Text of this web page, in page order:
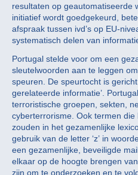
resultaten op geautomatiseerde
initiatief wordt goedgekeurd,
afspraak tussen ivd’s op EU-
systematisch delen van
Portugal stelde voor om een
sleutelwoorden aan te leggen
speuren. De speurtocht is
gerelateerde informatie’.
terroristische groepen, sekten,
cyberterrorisme. Ook termen die
zouden in het gezamenlijke
gebruik van de letter ‘z’ in
een gezamenlijke, beveiligde
elkaar op de hoogte brengen
zijn om te onderzoeken en te